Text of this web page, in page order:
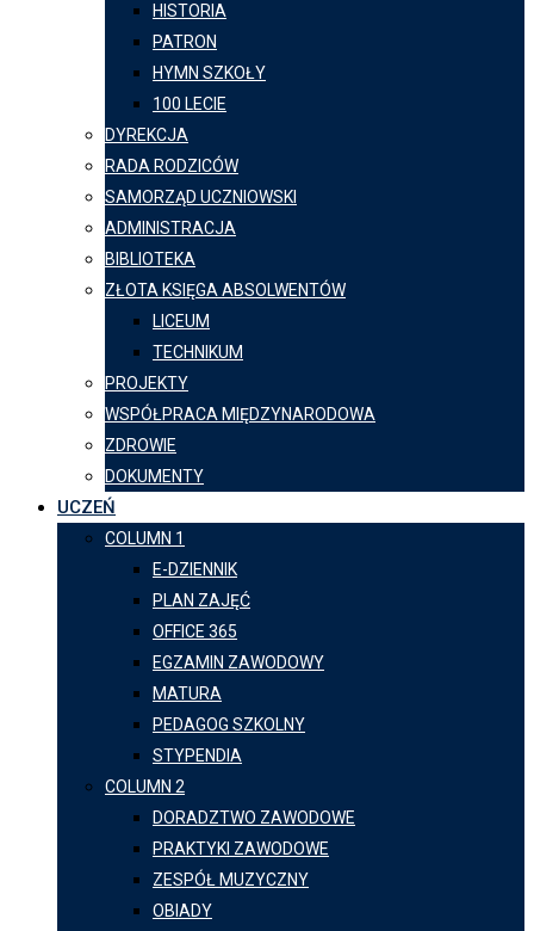
HISTORIA
PATRON
HYMN SZKOŁY
100 LECIE
DYREKCJA
RADA RODZICÓW
SAMORZĄD UCZNIOWSKI
ADMINISTRACJA
BIBLIOTEKA
ZŁOTA KSIĘGA ABSOLWENTÓW
LICEUM
TECHNIKUM
PROJEKTY
WSPÓŁPRACA MIĘDZYNARODOWA
ZDROWIE
DOKUMENTY
UCZEŃ
COLUMN 1
E-DZIENNIK
PLAN ZAJĘĆ
OFFICE 365
EGZAMIN ZAWODOWY
MATURA
PEDAGOG SZKOLNY
STYPENDIA
COLUMN 2
DORADZTWO ZAWODOWE
PRAKTYKI ZAWODOWE
ZESPÓŁ MUZYCZNY
OBIADY